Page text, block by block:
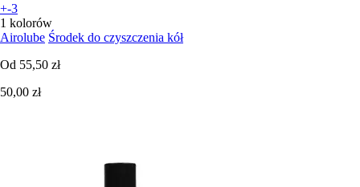
+-3
1 kolorów
Airolube Środek do czyszczenia kół
Od 55,50 zł
50,00 zł